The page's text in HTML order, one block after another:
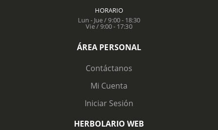
HORARIO
Lun - Jue / 9:00 - 18:30
Vie / 9:00 - 17:30
ÁREA PERSONAL
Contáctanos
Mi Cuenta
Iniciar Sesión
HERBOLARIO WEB